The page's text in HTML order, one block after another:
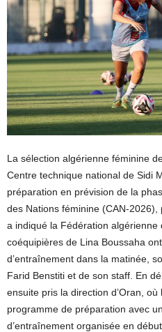
La sélection algérienne féminine
Centre technique national de Sidi
préparation en prévision de la
des Nations féminine (CAN-2026),
a indiqué la Fédération algérienne
coéquipières de Lina Boussaha
d’entraînement dans la matinée,
Farid Benstiti et de son staff. En
ensuite pris la direction d’Oran,
programme de préparation avec
d’entraînement organisée en